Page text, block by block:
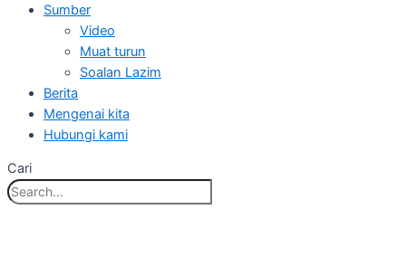
Sumber
Video
Muat turun
Soalan Lazim
Berita
Mengenai kita
Hubungi kami
Cari